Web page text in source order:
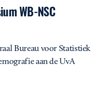
WB-NSC
Bureau voor Statistiek
aan de UvA